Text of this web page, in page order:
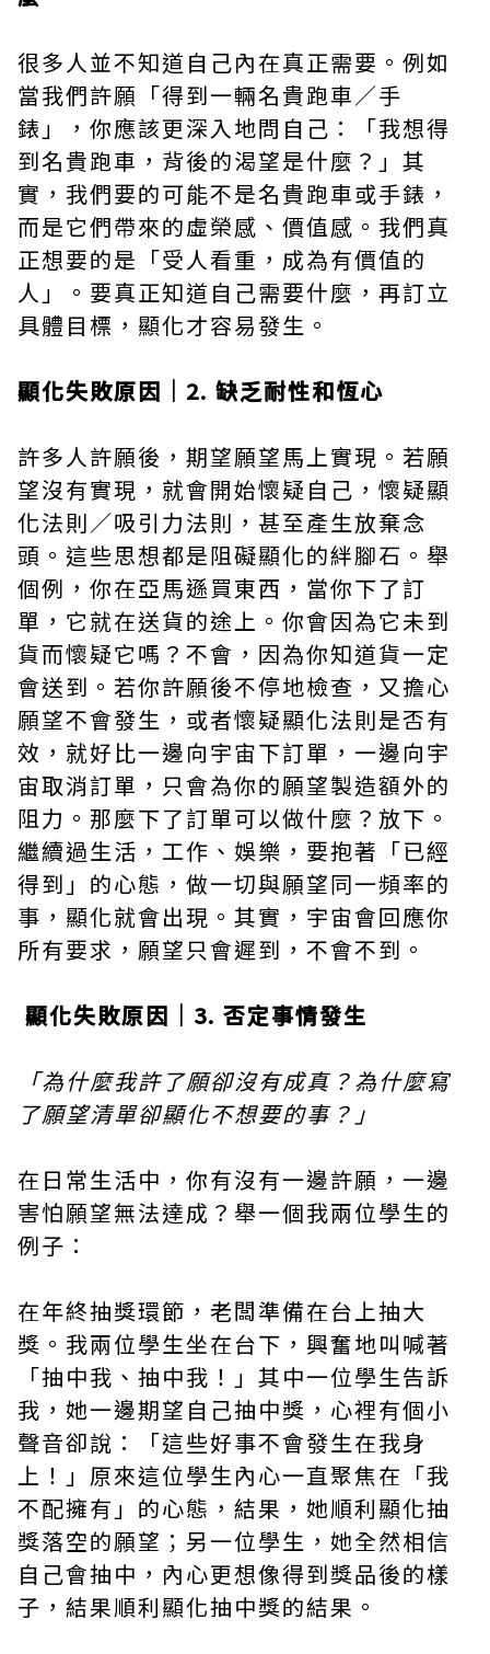
很多人並不知道自己內在真正需要。例如
當我們許願「得到一輛名貴跑車／手
錶」，你應該更深入地問自己：「我想得
到名貴跑車，背後的渴望是什麼？」其
實，我們要的可能不是名貴跑車或手錶，
而是它們帶來的虛榮感、價值感。我們真
正想要的是「受人看重，成為有價值的
人」。要真正知道自己需要什麼，再訂立
具體目標，顯化才容易發生。
顯化失敗原因｜2. 缺乏耐性和恆心
許多人許願後，期望願望馬上實現。若願
望沒有實現，就會開始懷疑自己，懷疑顯
化法則／吸引力法則，甚至產生放棄念
頭。這些思想都是阻礙顯化的絆腳石。舉
個例，你在亞馬遜買東西，當你下了訂
單，它就在送貨的途上。你會因為它未到
貨而懷疑它嗎？不會，因為你知道貨一定
會送到。若你許願後不停地檢查，又擔心
願望不會發生，或者懷疑顯化法則是否有
效，就好比一邊向宇宙下訂單，一邊向宇
宙取消訂單，只會為你的願望製造額外的
阻力。那麼下了訂單可以做什麼？放下。
繼續過生活，工作、娛樂，要抱著「已經
得到」的心態，做一切與願望同一頻率的
事，顯化就會出現。其實，宇宙會回應你
所有要求，願望只會遲到，不會不到。
顯化失敗原因｜3. 否定事情發生
「為什麼我許了願卻沒有成真？為什麼寫
了願望清單卻顯化不想要的事？」
在日常生活中，你有沒有一邊許願，一邊
害怕願望無法達成？舉一個我兩位學生的
例子：
在年終抽獎環節，老闆準備在台上抽大
獎。我兩位學生坐在台下，興奮地叫喊著
「抽中我、抽中我！」其中一位學生告訴
我，她一邊期望自己抽中獎，心裡有個小
聲音卻說：「這些好事不會發生在我身
上！」原來這位學生內心一直聚焦在「我
不配擁有」的心態，結果，她順利顯化抽
獎落空的願望；另一位學生，她全然相信
自己會抽中，內心更想像得到獎品後的樣
子，結果順利顯化抽中獎的結果。